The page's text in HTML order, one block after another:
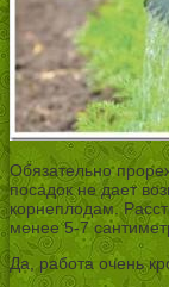
Обязательно
посадок не дает
корнеплодам.
менее 5-7
Да, работа очень